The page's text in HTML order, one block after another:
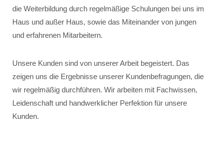
die Weiterbildung durch regelmäßige Schulungen bei uns im
Haus und außer Haus, sowie das Miteinander von jungen
und erfahrenen Mitarbeitern.
Unsere Kunden sind von unserer Arbeit begeistert. Das
zeigen uns die Ergebnisse unserer Kundenbefragungen, die
wir regelmäßig durchführen. Wir arbeiten mit Fachwissen,
Leidenschaft und handwerklicher Perfektion für unsere
Kunden.